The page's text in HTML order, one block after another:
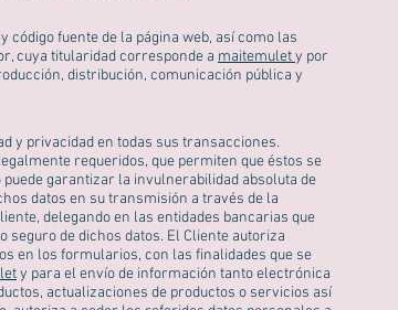
fuente de la página web, así como las
cuya titularidad corresponde a maitemulety por
distribución, comunicación pública y
y privacidad en todas sus transacciones.
requeridos, que permiten que éstos se
puede garantizar la invulnerabilidad absoluta de
datos en su transmisión a través de la
delegando en las entidades bancarias que
de dichos datos. El Cliente autoriza
en los formularios, con las finalidades que se
y para el envío de información tanto electrónica
actualizaciones de productos o servicios así